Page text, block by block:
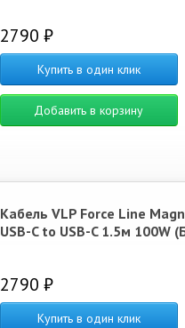
2790 ₽
Купить в один клик
Добавить в корзину
Кабель VLP Force Line
USB-C to USB-C 1.5м 100W
2790 ₽
Купить в один клик